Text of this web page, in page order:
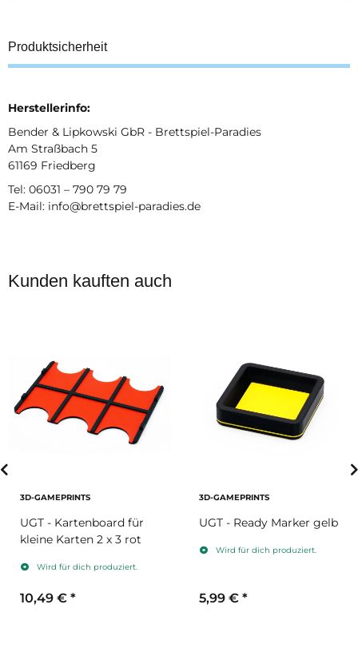
Produktsicherheit
Herstellerinfo:
Bender & Lipkowski GbR - Brettspiel-Paradies
Am Straßbach 5
61169 Friedberg
Tel: 06031 – 790 79 79
E-Mail: info@brettspiel-paradies.de
Kunden kauften auch
3D-GAMEPRINTS
UGT - Kartenboard für
kleine Karten 2 x 3 rot
Wird für dich produziert.
10,49 € *
3D-GAMEPRINTS
UGT - Ready Marker gelb
Wird für dich produziert.
5,99 € *